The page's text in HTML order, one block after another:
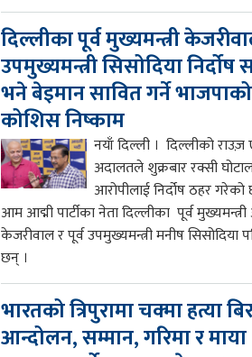
दिल्लीका पूर्व मुख्यमन्त्री
उपमुख्यमन्त्री सिसोदिया निर्दोष
भने बेइमान सावित गर्ने
कोशिस निष्काम
नयाँ दिल्ली । दिल्लीको राउज़
अदालतले शुक्रबार रक्सी
आरोपीलाई निर्दोष ठहर
आम आद्मी पार्टीका नेता दिल्लीका पूर्व
केजरीवाल र पूर्व उपमुख्यमन्त्री मनीष सिसोदिया
छन् ।
भारतको त्रिपुरामा चक्मा हत्या
आन्दोलन, सम्मान, गरिमा र माया